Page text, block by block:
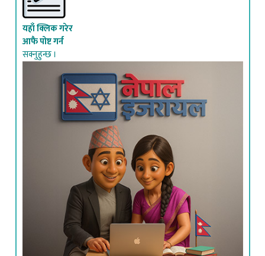
यहाँ क्लिक गरेर
आफै पोष्ट गर्न
सक्नुहुन्छ ।